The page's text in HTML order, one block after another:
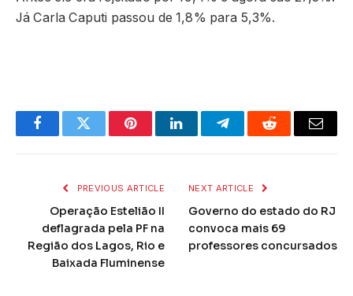
Já Carla Caputi passou de 1,8% para 5,3%.
FacebookTwitter PinterestLinkedInTelegramReddit Email
PREVIOUS ARTICLE
Operação Estelião II
deflagrada pela PF na
Região dos Lagos, Rio e
Baixada Fluminense
NEXT ARTICLE
Governo do estado do RJ
convoca mais 69
professores concursados